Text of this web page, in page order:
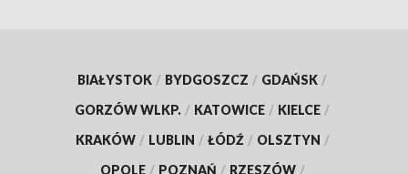
BIAŁYSTOK / BYDGOSZCZ / GDAŃSK /
GORZÓW WLKP. / KATOWICE / KIELCE /
KRAKÓW / LUBLIN / ŁÓDŹ / OLSZTYN /
OPOLE / POZNAŃ / RZESZÓW /